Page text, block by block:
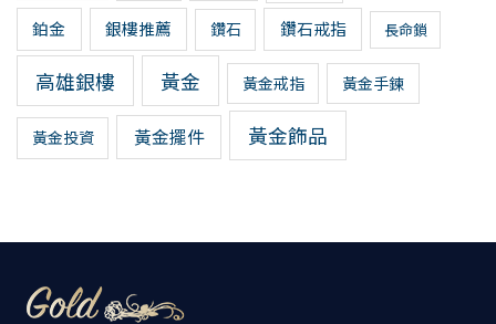
鉑金 銀樓推薦 鑽石 鑽石戒指 長命鎖
高雄銀樓 黃金 黃金戒指 黃金手鍊
黃金投資 黃金擺件 黃金飾品